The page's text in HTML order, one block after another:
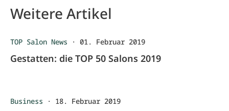
Weitere Artikel
TOP Salon News · 01. Februar 2019
Gestatten: die TOP 50 Salons 2019
Business · 18. Februar 2019